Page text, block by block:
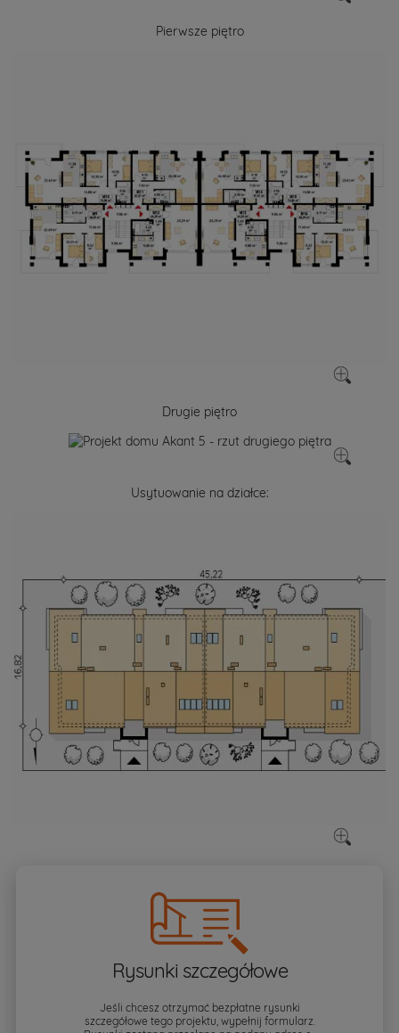
Pierwsze piętro
Drugie piętro
Usytuowanie na działce:
Rysunki szczegółowe
Jeśli chcesz otrzymać bezpłatne rysunki
szczegółowe tego projektu, wypełnij formularz.